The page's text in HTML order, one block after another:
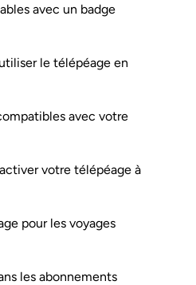
avec un badge
le télépéage en
avec votre
votre télépéage à
pour les voyages
les abonnements